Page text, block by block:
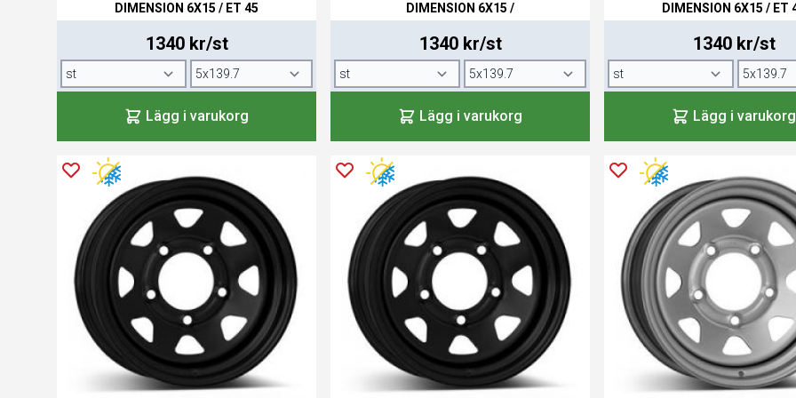
DIMENSION 6X15 / ET 45
1340 kr/st
Lägg i varukorg
DIMENSION 6X15 /
1340 kr/st
Lägg i varukorg
DIMENSION 6X15 / ET
1340 kr/st
Lägg i varukorg